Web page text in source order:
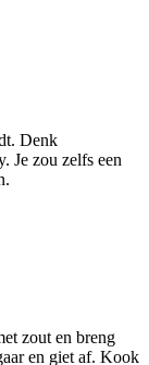
Denk
Je zou zelfs een
zout en breng
en giet af. Kook